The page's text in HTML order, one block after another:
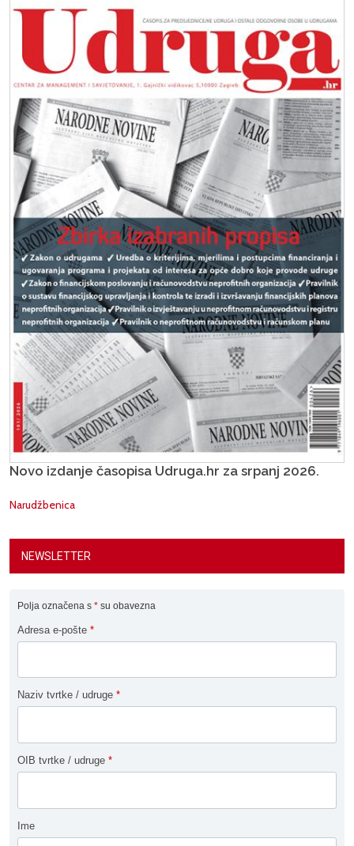
Novo izdanje časopisa Udruga.hr za srpanj 2026.
Narudžbenica
NEWSLETTER
Polja označena s * su obavezna
Adresa e-pošte *
Naziv tvrtke / udruge *
OIB tvrtke / udruge *
Ime